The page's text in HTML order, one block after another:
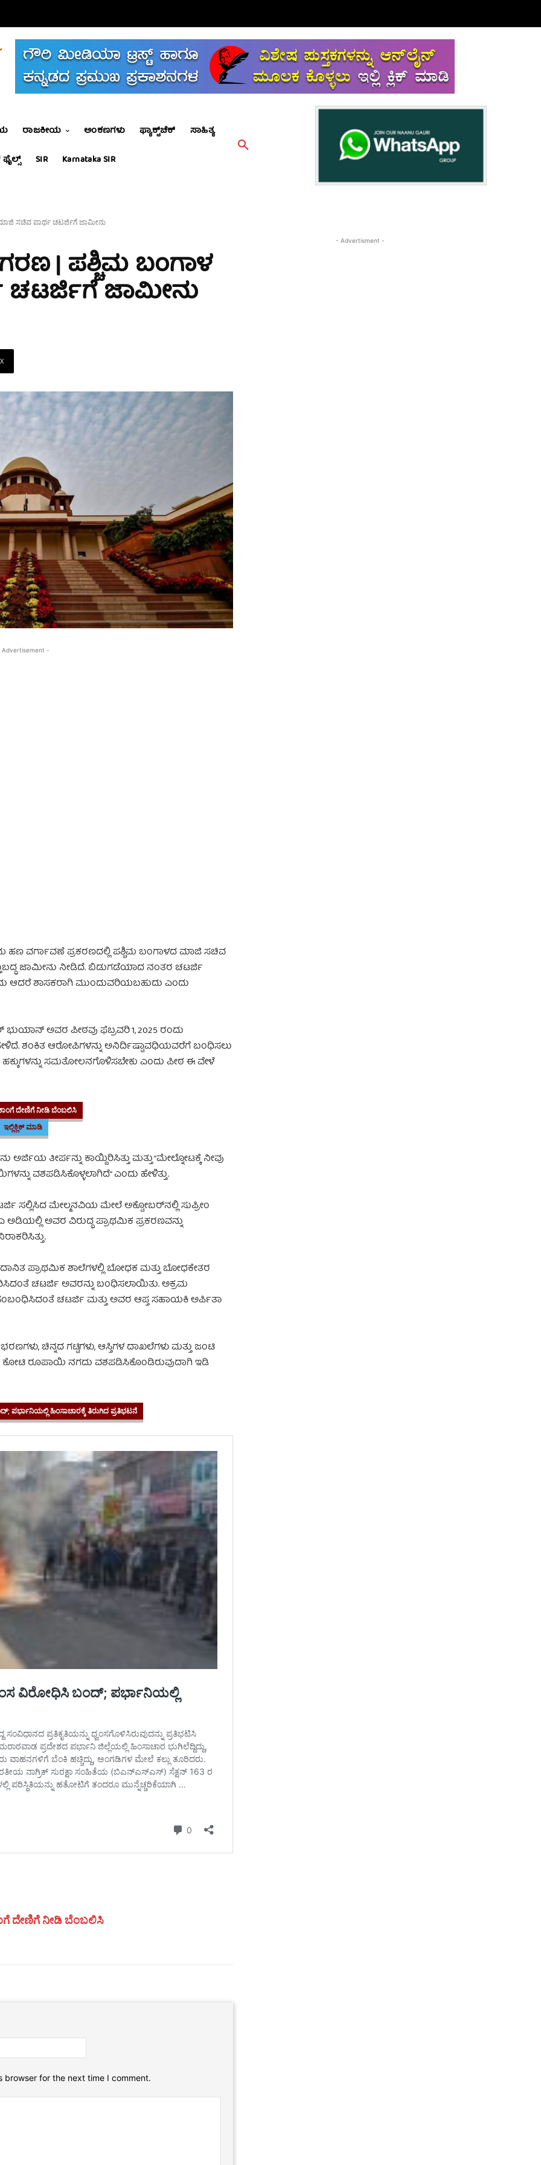
ರಾಜಕೀಯ ಅಂಕಣಗಳು ಫ್ಯಾಕ್ಟ್‌ಚೆಕ್
ಸಾಹಿತ್ಯ
SIR Karnataka SIR
ಸಚಿವ ಪಾರ್ಥ ಚಟರ್ಜಿಗೆ ಜಾಮೀನು
| ಪಶ್ಚಿಮ ಬಂಗಾಳ
ಜಾಮೀನು
X
-
ಹಣ ವರ್ಗಾವಣೆ ಪ್ರಕರಣದಲ್ಲಿ ಪಶ್ಚಿಮ ಬಂಗಾಳದ ಮಾಜಿ ಸಚಿವ
ಜಾಮೀನು ನೀಡಿದೆ. ಬಿಡುಗಡೆಯಾದ ನಂತರ ಚಟರ್ಜಿ
ಆದರೆ ಶಾಸಕರಾಗಿ ಮುಂದುವರಿಯಬಹುದು ಎಂದು
ಅವರ ಪೀಠವು ಫೆಬ್ರವರಿ 1, 2025 ರಂದು
ಶಂಕಿತ ಆರೋಪಿಗಳನ್ನು ಅನಿರ್ದಿಷ್ಟಾವಧಿಯವರೆಗೆ ಬಂಧಿಸಲು
ಹಕ್ಕುಗಳನ್ನು ಸಮತೋಲನಗೊಳಿಸಬೇಕು ಎಂದು ಪೀಠ ಈ ವೇಳೆ
ದೇಣಿಗೆ ನೀಡಿ ಬೆಂಬಲಿಸಿ
ಇಲ್ಲಿಕ್ಲಿಕ್ ಮಾಡಿ
ತೀರ್ಪನ್ನು ಕಾಯ್ದಿರಿಸಿತ್ತು ಮತ್ತು “ಮೇಲ್ನೋಟಕ್ಕೆ ನೀವು
ವಶಪಡಿಸಿಕೊಳ್ಳಲಾಗಿದೆ” ಎಂದು ಹೇಳಿತ್ತು.
ಸಲ್ಲಿಸಿದ ಮೇಲ್ಮನವಿಯ ಮೇಲೆ ಅಕ್ಟೋಬರ್‌ನಲ್ಲಿ ಸುಪ್ರೀಂ
ಅವರ ವಿರುದ್ಧ ಪ್ರಾಥಮಿಕ ಪ್ರಕರಣವನ್ನು
ಪ್ರಾಥಮಿಕ ಶಾಲೆಗಳಲ್ಲಿ ಬೋಧಕ ಮತ್ತು ಬೋಧಕೇತರ
ಚಟರ್ಜಿ ಅವರನ್ನು ಬಂಧಿಸಲಾಯಿತು. ಅಕ್ರಮ
ಚಟರ್ಜಿ ಮತ್ತು ಅವರ ಆಪ್ತ ಸಹಾಯಕಿ ಅರ್ಪಿತಾ
ಚಿನ್ನದ ಗಟ್ಟಿಗಳು, ಆಸ್ತಿಗಳ ದಾಖಲೆಗಳು ಮತ್ತು ಜಂಟಿ
ಕೋಟಿ ರೂಪಾಯಿ ನಗದು ವಶಪಡಿಸಿಕೊಂಡಿರುವುದಾಗಿ ಇಡಿ
ಪರ್ಭಾನಿಯಲ್ಲಿ ಹಿಂಸಾಚಾರಕ್ಕೆ ತಿರುಗಿದ ಪ್ರತಿಭಟನೆ
ದೇಣಿಗೆ ನೀಡಿ ಬೆಂಬಲಿಸಿ
browser for the next time I comment.
- Advertisment -